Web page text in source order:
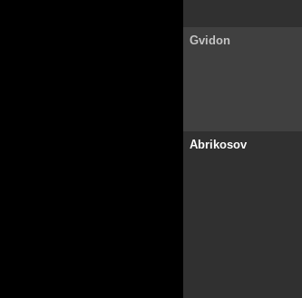
Gvidon
Abrikosov